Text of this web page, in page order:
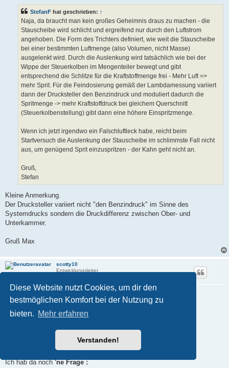
Diese Website nutzt Cookies, um dir den
bestmöglichen Komfort bei der Nutzung zu
bieten. Mehr erfahren
Verstanden!
StefanF hat geschrieben: ↑
Naja, da braucht man kein großes Geheimnis draus zu machen - die
Stauscheibe wird schlicht und ergreifend nur durch den Luftstrom
angehoben. Die Form des Trichters definiert, wie weit die Stauscheibe
bei einer bestimmten Luftmenge (also Volumen, nicht Masse)
ausgelenkt wird. Durch die Auslenkung wird tatsächlich wie bei der
Wippe der Steuerkolben im Mengenteiler bewegt und gibt
entsprechend die Schlitze für die Kraftstoffmenge frei - Mehr Luft =>
mehr Sprit. Für die Feindosierung gemäß der Lambdamessung variiert
dann der Drucksteller den Benzindruck und moduliert dadurch die
Spritmenge -> mehr Kraftstoffdruck bei gleichem Querschnitt
(Steuerkolbenstellung) gibt dann eine höhere Einspritzmenge.
Wenn ich jetzt irgendwo ein Falschluftleck habe, reicht beim
Startversuch die Auslenkung der Stauscheibe im schlimmste Fall nicht
aus, um genügend Sprit einzuspritzen - der Kahn geht nicht an.
Gruß,
Stefan
Kleine Anmerkung.
Der Drucksteller variiert nicht "den Benzindruck" im Sinne des
Systemdrucks sondern die Druckdifferenz zwischen Ober- und
Unterkammer.
Gruß Max
scotty10
Entwicklungsleiter
Re: kuriose Startschwierigkeiten
B
i
06.03.2026, 23:19
Nabend Allerseits ,
meine Beschreibung noch
auseinander zu klamüser'n"...
Ich hab da noch'ne Frage :